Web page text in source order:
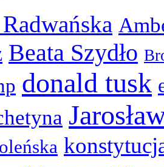
Beata Szydło
donald tusk